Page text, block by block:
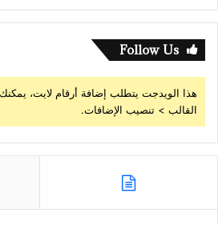
Follow Us
هذا الويدجت يتطلب إضافة أرقام لايت،
القالب > تنصيب الإضافات.